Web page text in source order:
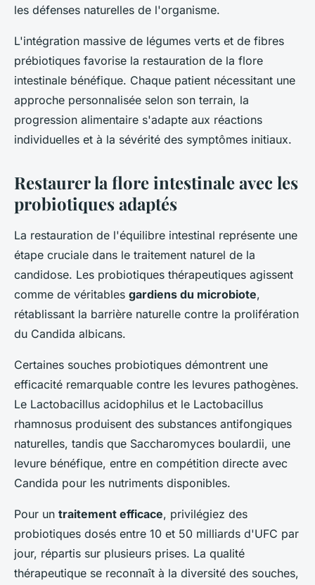
les défenses naturelles de l'organisme.
L'intégration massive de légumes verts et de fibres
prébiotiques favorise la restauration de la flore
intestinale bénéfique. Chaque patient nécessitant une
approche personnalisée selon son terrain, la
progression alimentaire s'adapte aux réactions
individuelles et à la sévérité des symptômes initiaux.
Restaurer la flore intestinale avec les
probiotiques adaptés
La restauration de l'équilibre intestinal représente une
étape cruciale dans le traitement naturel de la
candidose. Les probiotiques thérapeutiques agissent
comme de véritables gardiens du microbiote,
rétablissant la barrière naturelle contre la prolifération
du Candida albicans.
Certaines souches probiotiques démontrent une
efficacité remarquable contre les levures pathogènes.
Le Lactobacillus acidophilus et le Lactobacillus
rhamnosus produisent des substances antifongiques
naturelles, tandis que Saccharomyces boulardii, une
levure bénéfique, entre en compétition directe avec
Candida pour les nutriments disponibles.
Pour un traitement efficace, privilégiez des
probiotiques dosés entre 10 et 50 milliards d'UFC par
jour, répartis sur plusieurs prises. La qualité
thérapeutique se reconnaît à la diversité des souches,